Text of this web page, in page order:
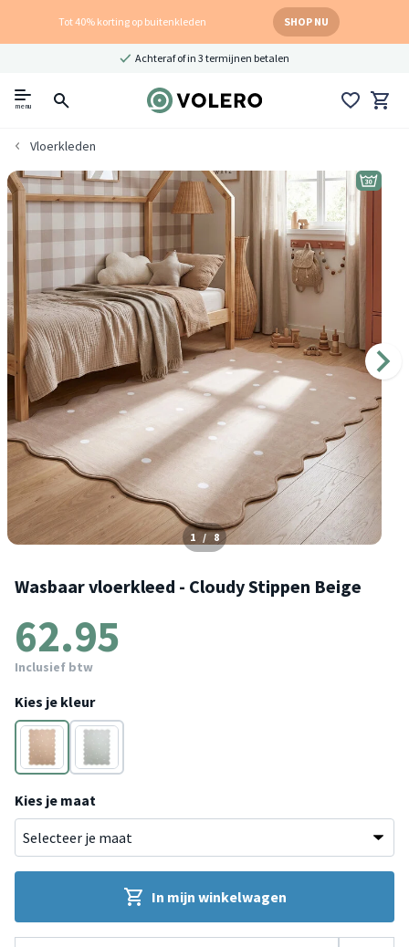
Tot 40% korting op buitenkleden SHOP NU
Achteraf of in 3 termijnen betalen
menu
Vloerkleden
1 / 8
Wasbaar vloerkleed - Cloudy Stippen Beige
62.95
Inclusief btw
Kies je kleur
Beige
Groen
Kies je maat
In mijn winkelwagen